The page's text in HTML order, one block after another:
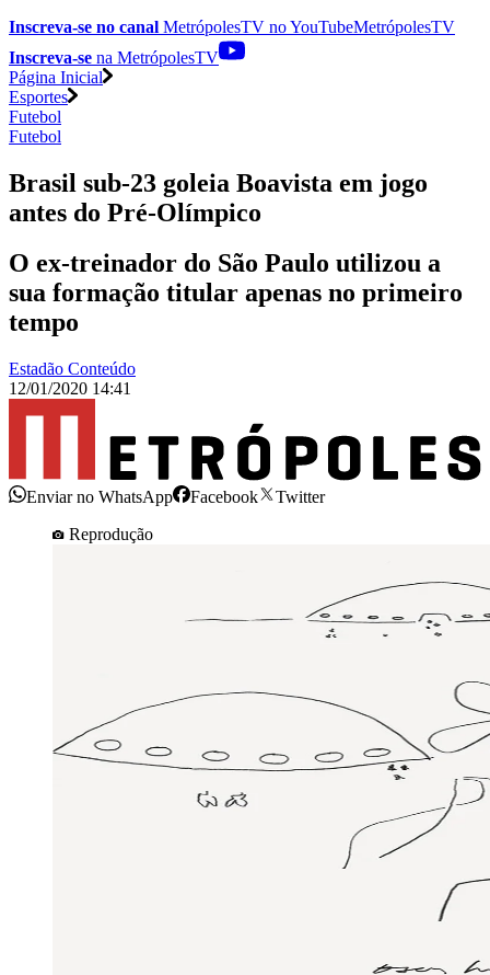
Inscreva-se no canal MetrópolesTV noYouTubeMetrópolesTV
Inscreva-se na MetrópolesTV
Página Inicial
Esportes
Futebol
Futebol
Brasil sub-23 goleia Boavista em jogo
antes do Pré-Olímpico
O ex-treinador do São Paulo utilizou a
sua formação titular apenas no primeiro
tempo
Estadão Conteúdo
12/01/2020 14:41
Enviar no WhatsApp Facebook
Twitter
Reprodução